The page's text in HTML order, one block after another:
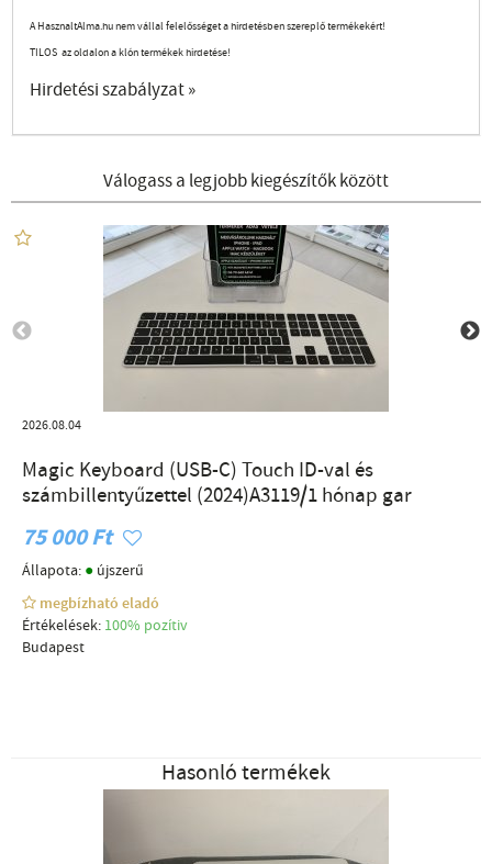
A HasznaltAlma.hu nem vállal felelősséget a hirdetésben szereplő termékekért!
TILOS az oldalon a klón termékek hirdetése!
Hirdetési szabályzat »
Válogass a legjobb kiegészítők között
2026.08.04
Magic Keyboard (USB-C) Touch ID-val és
számbillentyűzettel (2024)A3119/1 hónap gar
75 000 Ft
Állapota: ● újszerű
megbízható eladó
Értékelések: 100% pozítiv
Budapest
Hasonló termékek